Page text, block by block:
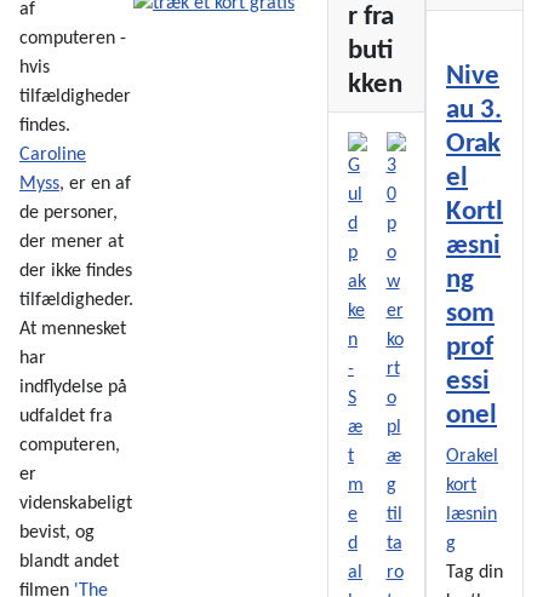
af
computeren -
hvis
tilfældigheder
findes.
Caroline
Myss, er en af
de personer,
der mener at
der ikke findes
tilfældigheder.
At mennesket
har
indflydelse på
udfaldet fra
computeren,
er
videnskabeligt
bevist, og
blandt andet
filmen 'The
r fra
buti
kken
Nive
au 3.
Orak
el
Kortl
æsni
ng
som
prof
essi
onel
Orakel
kort
læsnin
g
Tag din